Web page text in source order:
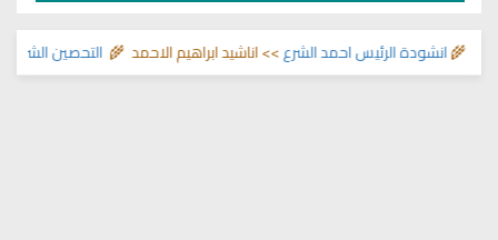
التحصين الشرعي انشودة الرئيس احمد الشرع>> اناشيد ابراهيم الاحمد 🌾